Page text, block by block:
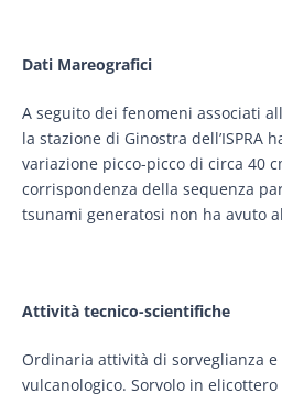
Dati Mareografici
A seguito dei fenomeni associati
la stazione di Ginostra dell’ISPRA
variazione picco-picco di circa 40
corrispondenza della sequenza
tsunami generatosi non ha avuto
Attività tecnico-scientifiche
Ordinaria attività di sorveglianza
vulcanologico. Sorvolo in